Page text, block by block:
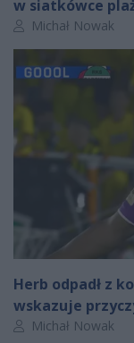
w siatkówce
Autor artykułu:
Michał Nowak
Herb odpadł z
wskazuje
Autor artykułu:
Michał Nowak